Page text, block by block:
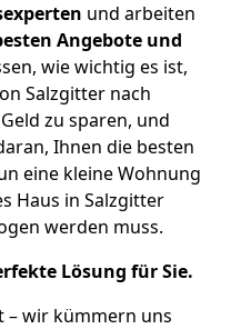
und arbeiten
Angebote und
wie wichtig es ist,
Salzgitter nach
zu sparen, und
Ihnen die besten
eine kleine Wohnung
Haus in Salzgitter
werden muss.
Lösung für Sie.
– wir kümmern uns